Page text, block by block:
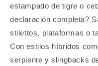
estampado de tigre o
declaración completa?
stilettos, plataformas o
Con estilos híbridos
serpiente y slingbacks